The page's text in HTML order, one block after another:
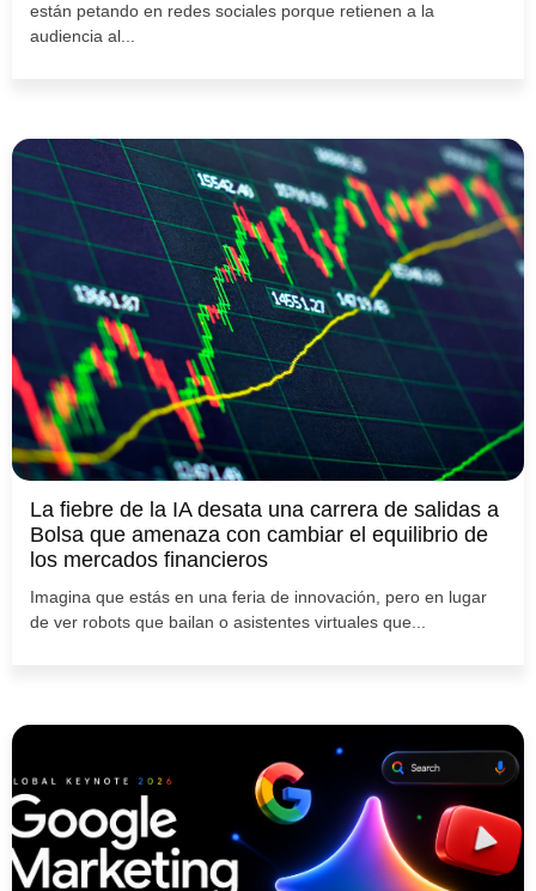
están petando en redes sociales porque retienen a la
audiencia al...
La fiebre de la IA desata una carrera de salidas a
Bolsa que amenaza con cambiar el equilibrio de
los mercados financieros
Imagina que estás en una feria de innovación, pero en lugar
de ver robots que bailan o asistentes virtuales que...